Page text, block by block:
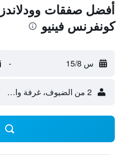
أفضل صفقات
كونفرنس فينيو
س 15/8 -
2 من الضيوف، غرفة واحدة